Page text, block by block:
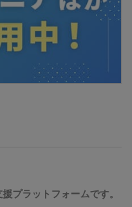
プラットフォームです。